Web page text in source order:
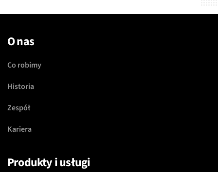
O nas
Co robimy
Historia
Zespół
Kariera
Produkty i usługi